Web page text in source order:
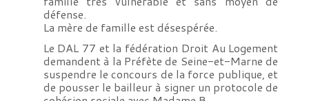
défense.
La mère de famille est désespérée.
Le DAL 77 et la fédération Droit Au Logement
demandent à la Préfète de Seine-et-Marne de
suspendre le concours de la force publique, et
de pousser le bailleur à signer un protocole de